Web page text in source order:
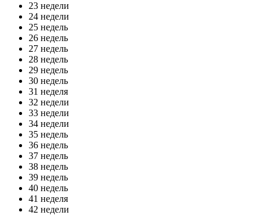
23 недели
24 недели
25 недель
26 недель
27 недель
28 недель
29 недель
30 недель
31 неделя
32 недели
33 недели
34 недели
35 недель
36 недель
37 недель
38 недель
39 недель
40 недель
41 неделя
42 недели